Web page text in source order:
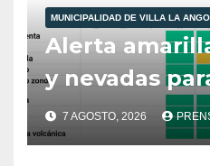
MUNICIPALIDAD DE VILLA LA
Alerta
y nevadas
Angostura.
7 AGOSTO, 2026